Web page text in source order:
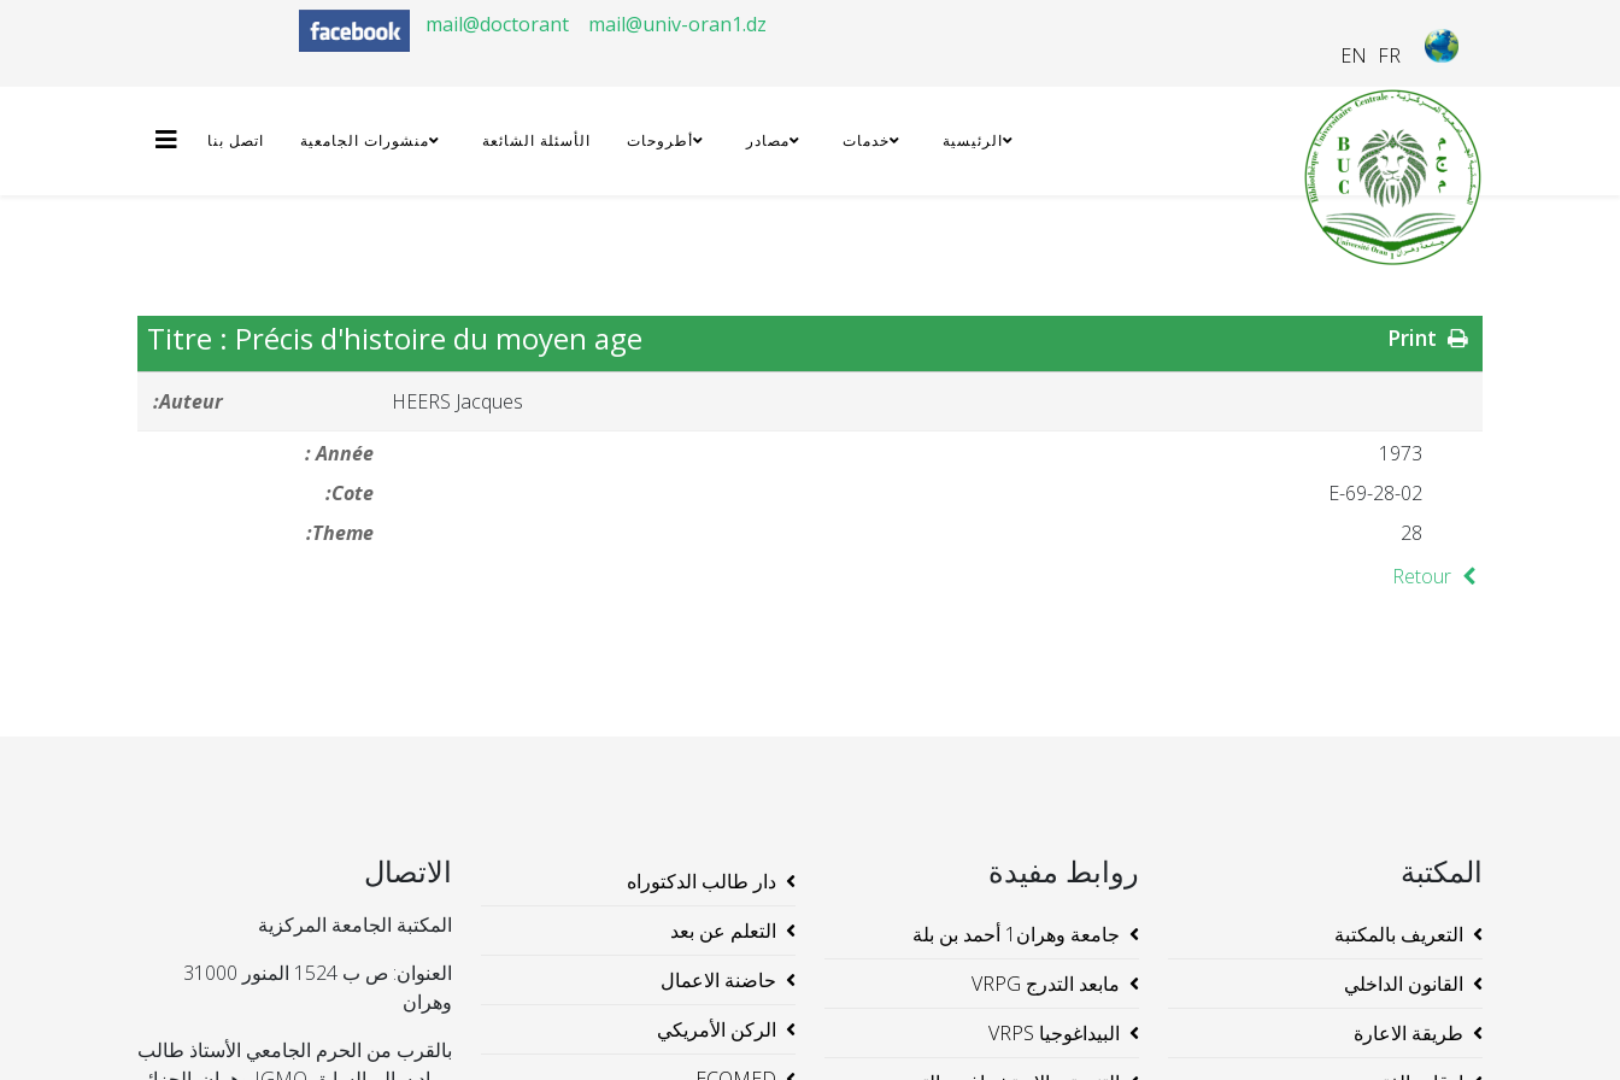
FR
EN
mail@doctorant mail@univ-oran1.dz
الرئيسية خدمات مصادر أطروحات الأسئلة الشائعة منشورات الجامعية اتصل بنا
Titre : Précis d'histoire du moyen age
Auteur:
HEERS Jacques
Année :
1973
Cote:
28-02-E-69
Theme:
28
Retour
المكتبة
التعريف بالمكتبة
القانون الداخلي
طريقة الاعارة
روابط مفيدة
جامعة وهران1 أحمد بن بلة
مابعد التدرج VRPG
البيداغوجيا VRPS
دار طالب الدكتوراه
التعلم عن بعد
حاضنة الاعمال
الركن الأمريكي
الاتصال
المكتبة الجامعة المركزية
العنوان: ص ب 1524 المنور 31000
وهران
بالقرب من الحرم الجامعي الأستاذ طالب